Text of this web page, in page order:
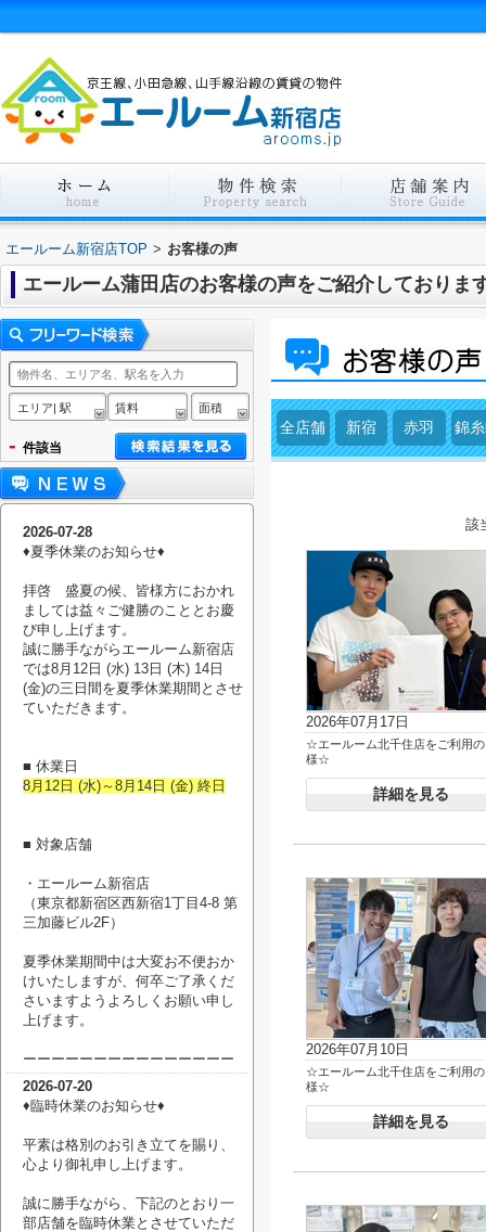
エールーム新宿店TOP > お客様の声
エールーム蒲田店のお客様の声をご紹介しておりま
全店舗 新宿 赤羽 錦
該
2026年07月17日
☆エールーム北千住店をご利用
様☆
詳細を見る
2026年07月10日
☆エールーム北千住店をご利用
様☆
詳細を見る
エリア| 駅 賃料 面積
- 件該当
2026-07-28
♦︎夏季休業のお知らせ♦︎
拝啓 盛夏の候、皆様方におかれ
ましては益々ご健勝のこととお慶
び申し上げます。
誠に勝手ながらエールーム新宿店
では8月12日 (水) 13日 (木) 14日
(金)の三日間を夏季休業期間とさせ
ていただきます。
■ 休業日
8月12日 (水)～8月14日 (金) 終日
■ 対象店舗
・エールーム新宿店
（東京都新宿区西新宿1丁目4-8 第
三加藤ビル2F）
夏季休業期間中は大変お不便おか
けいたしますが、何卒ご了承くだ
さいますようよろしくお願い申し
上げます。
ーーーーーーーーーーーーーーー
2026-07-20
♦臨時休業のお知らせ♦
平素は格別のお引き立てを賜り、
心より御礼申し上げます。
誠に勝手ながら、下記のとおり一
部店舗を臨時休業とさせていただ